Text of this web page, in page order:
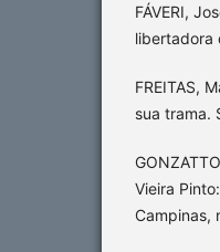
FÁVERI,
libertadora
FREITAS,
sua trama.
Vieira
Campinas,